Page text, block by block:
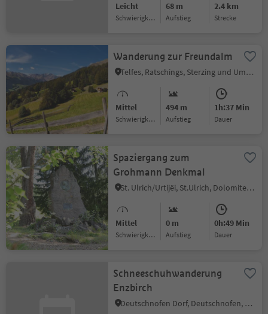
Leicht
Schwierigkeitsgrad
68 m
Aufstieg
2.4 km
Strecke
Wanderung zur Freundalm
Telfes, Ratschings, Sterzing und Umgebung
Mittel
Schwierigkeitsgrad
494 m
Aufstieg
1h:37 Min
Dauer
Spaziergang zum
Grohmann Denkmal
St. Ulrich/Urtijëi, St.Ulrich, Dolomitenregion Gröden
Mittel
Schwierigkeitsgrad
0 m
Aufstieg
0h:49 Min
Dauer
Schneeschuhwanderung
Enzbirch
Deutschnofen Dorf, Deutschnofen, Dolomitenregion Eggental